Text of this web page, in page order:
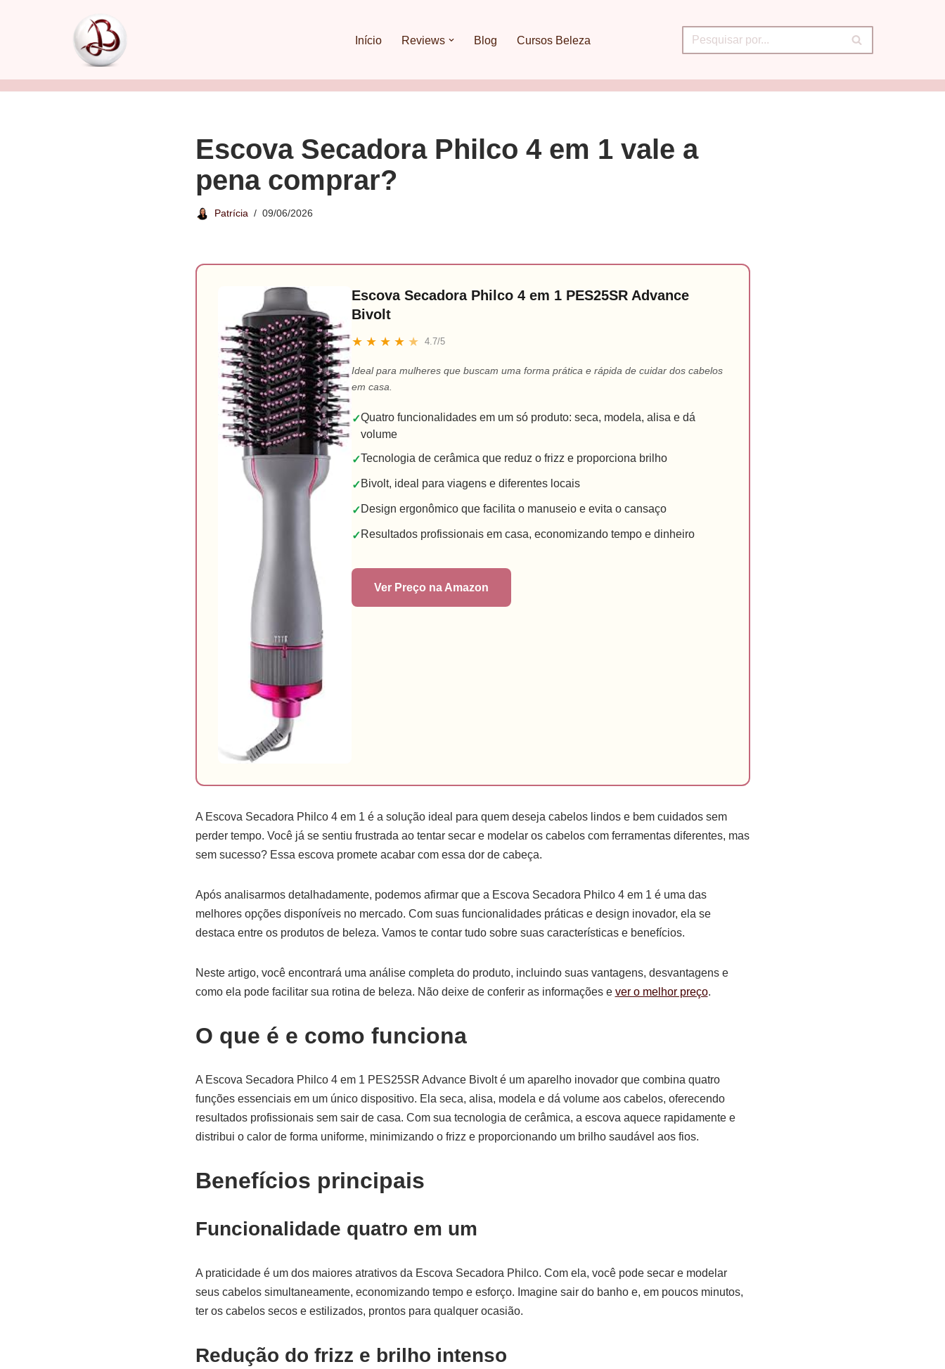
o
Início Reviews Blog Cursos Beleza
Escova Secadora Philco 4 em 1 vale a
pena comprar?
Patrícia 09/06/2026
Escova Secadora Philco 4 em 1 PES25SR Advance
Bivolt
★ ★ ★ ★ ★ 4.7/5
Ideal para mulheres que buscam uma forma prática e rápida de cuidar dos cabelos
em casa.
✓Quatro funcionalidades em um só produto: seca, modela, alisa e dá
volume
✓Tecnologia de cerâmica que reduz o frizz e proporciona brilho
✓Bivolt, ideal para viagens e diferentes locais
✓Design ergonômico que facilita o manuseio e evita o cansaço
✓Resultados profissionais em casa, economizando tempo e dinheiro
Ver Preço na Amazon
A Escova Secadora Philco 4 em 1 é a solução ideal para quem deseja cabelos lindos e bem cuidados sem
perder tempo. Você já se sentiu frustrada ao tentar secar e modelar os cabelos com ferramentas diferentes, mas
sem sucesso? Essa escova promete acabar com essa dor de cabeça.
Após analisarmos detalhadamente, podemos afirmar que a Escova Secadora Philco 4 em 1 é uma das
melhores opções disponíveis no mercado. Com suas funcionalidades práticas e design inovador, ela se
destaca entre os produtos de beleza. Vamos te contar tudo sobre suas características e benefícios.
Neste artigo, você encontrará uma análise completa do produto, incluindo suas vantagens, desvantagens e
como ela pode facilitar sua rotina de beleza. Não deixe de conferir as informações e ver o melhor preço.
O que é e como funciona
A Escova Secadora Philco 4 em 1 PES25SR Advance Bivolt é um aparelho inovador que combina quatro
funções essenciais em um único dispositivo. Ela seca, alisa, modela e dá volume aos cabelos, oferecendo
resultados profissionais sem sair de casa. Com sua tecnologia de cerâmica, a escova aquece rapidamente e
distribui o calor de forma uniforme, minimizando o frizz e proporcionando um brilho saudável aos fios.
Benefícios principais
Funcionalidade quatro em um
A praticidade é um dos maiores atrativos da Escova Secadora Philco. Com ela, você pode secar e modelar
seus cabelos simultaneamente, economizando tempo e esforço. Imagine sair do banho e, em poucos minutos,
ter os cabelos secos e estilizados, prontos para qualquer ocasião.
Redução do frizz e brilho intenso